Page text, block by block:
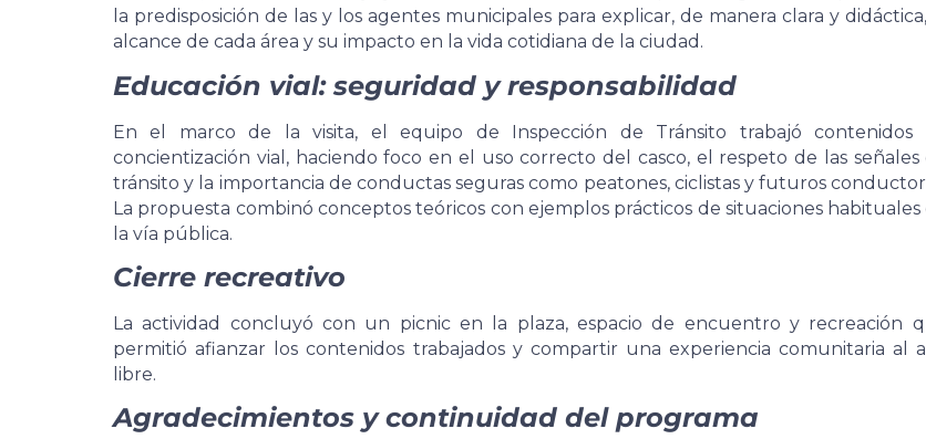
la predisposición de las y los agentes municipales para explicar, de manera clara y didáctica,
alcance de cada área y su impacto en la vida cotidiana de la ciudad.
Educación vial: seguridad y responsabilidad
En el marco de la visita, el equipo de Inspección de Tránsito trabajó contenidos
concientización vial, haciendo foco en el uso correcto del casco, el respeto de las señales
tránsito y la importancia de conductas seguras como peatones, ciclistas y futuros
La propuesta combinó conceptos teóricos con ejemplos prácticos de situaciones habituales
la vía pública.
Cierre recreativo
La actividad concluyó con un picnic en la plaza, espacio de encuentro y recreación
permitió afianzar los contenidos trabajados y compartir una experiencia comunitaria al
libre.
Agradecimientos y continuidad del programa